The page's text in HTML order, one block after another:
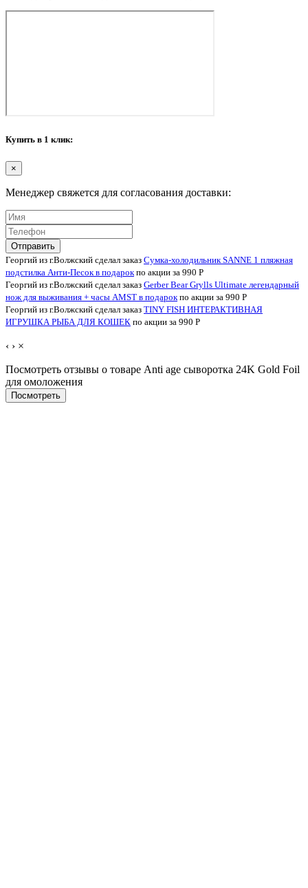
Купить в 1 клик:
×
Менеджер свяжется для согласования доставки:
Отправить
Георгий из г.Волжский сделал заказ Сумка-холодильник SANNE 1 пляжная
подстилка Анти-Песок в подарок по акции за 990 Р
Георгий из г.Волжский сделал заказ Gerber Bear Grylls Ultimate легендарный
нож для выживания + часы AMST в подарок по акции за 990 Р
Георгий из г.Волжский сделал заказ TINY FISH ИНТЕРАКТИВНАЯ
ИГРУШКА РЫБА ДЛЯ КОШЕК по акции за 990 Р
‹ › ×
Посмотреть отзывы о товаре Anti age сыворотка 24K Gold Foil
для омоложения
Пocмотpеть